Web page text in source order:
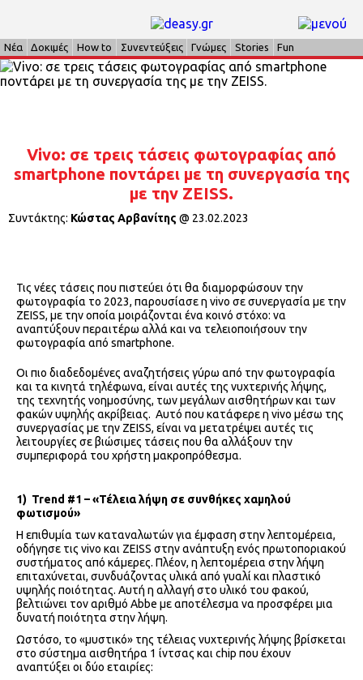
Νέα Δοκιμές How to Συνεντεύξεις Γνώμες Stories Fun
Vivo: σε τρεις τάσεις φωτογραφίας από
smartphone ποντάρει με τη συνεργασία της
με την ZEISS.
Συντάκτης: Κώστας Αρβανίτης @ 23.02.2023
Τις νέες τάσεις που πιστεύει ότι θα διαμορφώσουν την
φωτογραφία το 2023, παρουσίασε η vivo σε συνεργασία με την
ZEISS, με την οποία μοιράζονται ένα κοινό στόχο: να
αναπτύξουν περαιτέρω αλλά και να τελειοποιήσουν την
φωτογραφία από smartphone.
Οι πιο διαδεδομένες αναζητήσεις γύρω από την φωτογραφία
και τα κινητά τηλέφωνα, είναι αυτές της νυχτερινής λήψης,
της τεχνητής νοημοσύνης, των μεγάλων αισθητήρων και των
φακών υψηλής ακρίβειας. Αυτό που κατάφερε η vivo μέσω της
συνεργασίας με την ZEISS, είναι να μετατρέψει αυτές τις
λειτουργίες σε βιώσιμες τάσεις που θα αλλάξουν την
συμπεριφορά του χρήστη μακροπρόθεσμα.
1) Trend #1 – «Τέλεια λήψη σε συνθήκες χαμηλού
φωτισμού»
Η επιθυμία των καταναλωτών για έμφαση στην λεπτομέρεια,
οδήγησε τις vivo και ZEISS στην ανάπτυξη ενός πρωτοποριακού
συστήματος από κάμερες. Πλέον, η λεπτομέρεια στην λήψη
επιταχύνεται, συνδυάζοντας υλικά από γυαλί και πλαστικό
υψηλής ποιότητας. Αυτή η αλλαγή στο υλικό του φακού,
βελτιώνει τον αριθμό Abbe με αποτέλεσμα να προσφέρει μια
δυνατή ποιότητα στην λήψη.
Ωστόσο, το «μυστικό» της τέλειας νυχτερινής λήψης βρίσκεται
στο σύστημα αισθητήρα 1 ίντσας και chip που έχουν
αναπτύξει οι δύο εταιρίες: